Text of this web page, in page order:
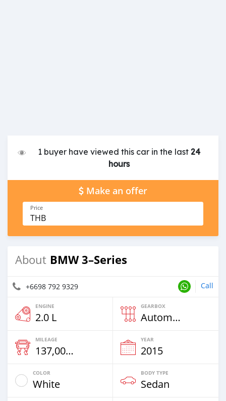
1 buyer have viewed this car in the last24
hours
Make an offer
Price
THB
About BMW 3–Series
+6698 792 9329 Call
ENGINE
2.0 L
GEARBOX
Automatic
MILEAGE
137,000 Km
YEAR
2015
COLOR
White
BODY TYPE
Sedan